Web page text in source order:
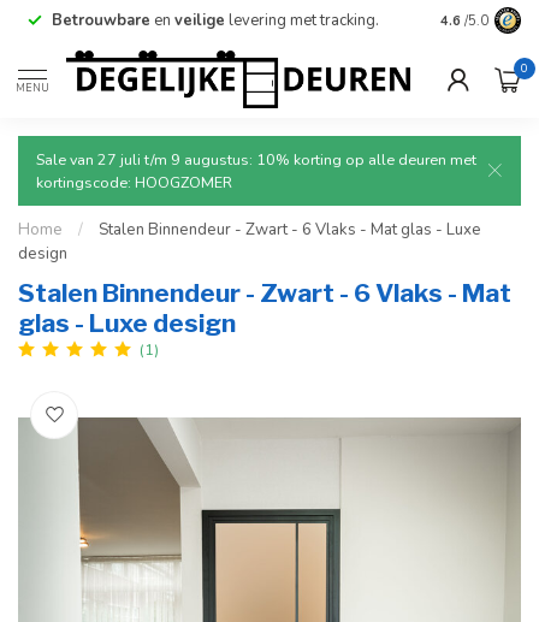
Betrouwbare en veilige levering met tracking. 4.6 /5.0
MENU
0
Sale van 27 juli t/m 9 augustus: 10% korting op alle deuren met
kortingscode: HOOGZOMER
Home /
Stalen Binnendeur - Zwart - 6 Vlaks - Mat glas - Luxe
design
Stalen Binnendeur - Zwart - 6 Vlaks - Mat
glas - Luxe design
(1)